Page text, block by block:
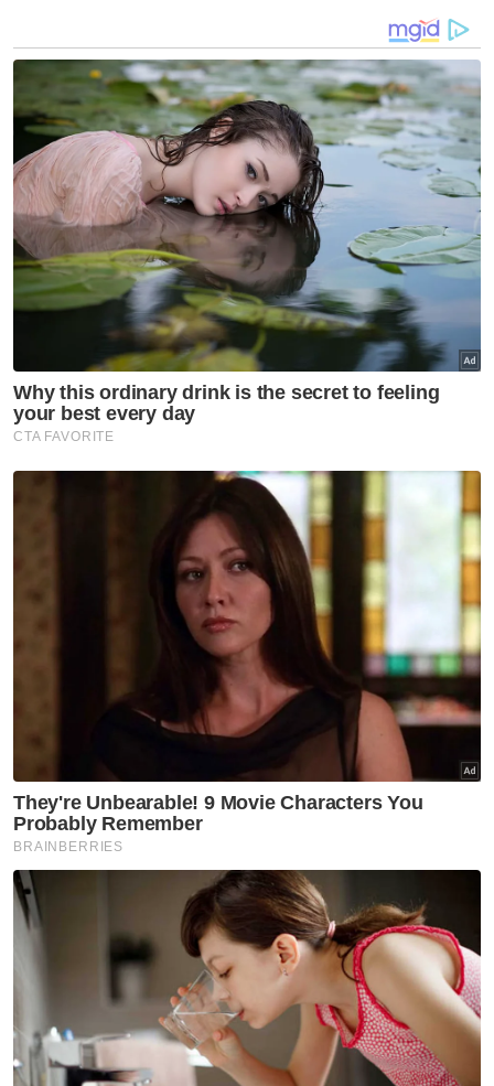
27(1)(a)(b),” katanya.
Aminolhuda berkata, dalam
menguatkuasakan undang-undang
kerjasama yang baik daripada agensi lain
seperti Polis Diraja Malaysia (PDRM), Agensi
Anti Dadah Kebangsaan (AADK), Jabatan
Imigresen Malaysia dan pihak berkuasa
tempatan (PBT).
“Selain itu, bagi memastikan masyarakat
Islam tidak terlibat dengan perilaku dan
perbuatan bertentangan hukum syarak,
kami mengharapkan kerjasama daripada
masyarakat awam membantu Jaij
memberikan maklumat dan membuat aduan
rasmi di Pejabat Agama Daerah atau di Ibu
Pejabat.
“Segala aduan itu boleh dibuat melalui talian
07-223 5610 dan 07-228 2953. Jaij juga
menyediakan talian bebas tol 1-800-88-3072
bagi memudahkan masyarakat Islam
menyalurkan maklumat dan membuat aduan
rasmi,” katanya.